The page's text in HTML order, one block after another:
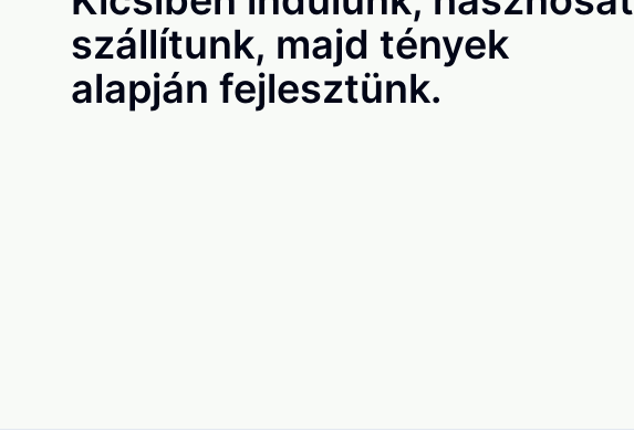
szállítunk, majd tények
alapján fejlesztünk.